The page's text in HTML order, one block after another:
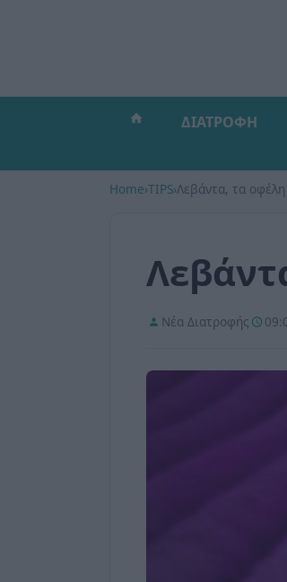
ΔΙΑΤΡΟΦΗ
Home›TIPS›Λεβάντα, τα οφέλη
Νέα Διατροφής